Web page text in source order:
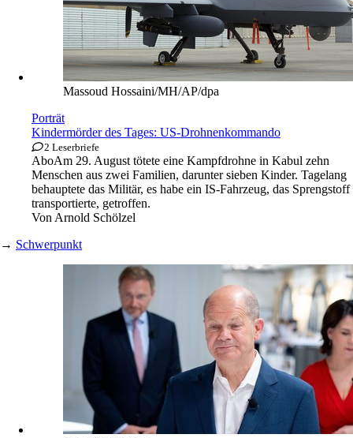
1 Leserbrief
Jeder Zehnte wohnt hierzulande in einer überbelegten
Wohnung. Während Mieter ächzen, klingeln die Kassen der
Immobilienkonzerne: Vonovia rechnet mit einem höheren
Gewinn für das laufende Geschäftsjahr.
Jan Greve
Massoud Hossaini/MH/AP/dpa
Kindermörder des Tages: US-Drohnenkommando
2 Leserbriefe
Am 29. August tötete eine Kampfdrohne in Kabul zehn
Menschen aus zwei Familien, darunter sieben Kinder. Tagelang
behauptete das Militär, es habe ein IS-Fahrzeug, das Sprengstoff
transportierte, getroffen.
Arnold Schölzel
Schwerpunkt